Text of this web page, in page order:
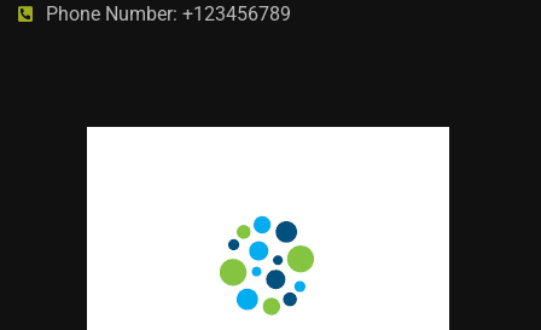
Phone Number: +123456789